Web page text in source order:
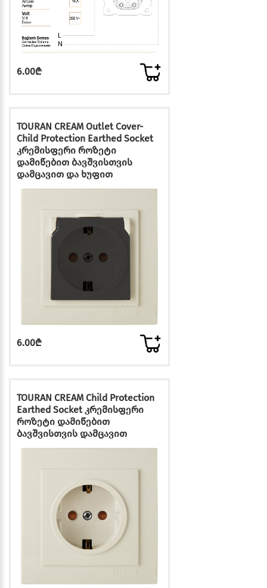
6.00₾
TOURAN CREAM Outlet Cover-
Child Protection Earthed Socket
კრემისფერი როზეტი
დამიწებით ბავშვისთვის
დამცავით და ხუფით
6.00₾
TOURAN CREAM Child Protection
Earthed Socket კრემისფერი
როზეტი დამიწებით
ბავშვისთვის დამცავით